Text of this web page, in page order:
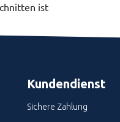
ist
Kundendienst
Sichere Zahlung